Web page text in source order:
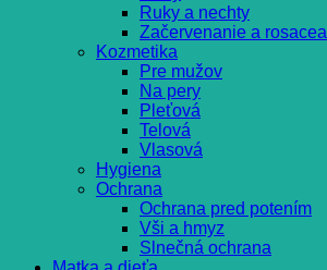
Ruky a nechty
Začervenanie a rosacea
Kozmetika
Pre mužov
Na pery
Pleťová
Telová
Vlasová
Hygiena
Ochrana
Ochrana pred potením
Vši a hmyz
Slnečná ochrana